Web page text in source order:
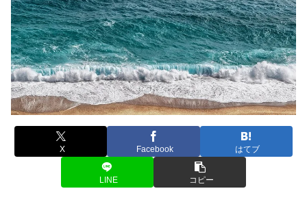
X Facebook はてブ
LINE コピー